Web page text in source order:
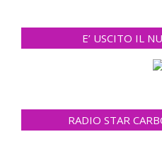
E’ USCITO IL
RADIO STAR